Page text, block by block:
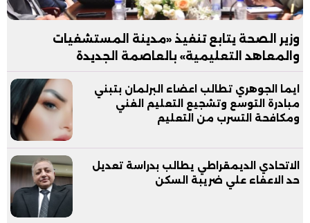
وزير الصحة يتابع تنفيذ «مدينة المستشفيات
والمعاهد التعليمية» بالعاصمة الجديدة
ايما الجوهري تطالب اعضاء البرلمان بتبني
مبادرة التوسع وتشجيع التعليم الفني
ومكافحة التسرب من التعليم
الاتحادي الديمقراطي يطالب بدراسة تعديل
حد الاعفاء علي ضريبة السكن